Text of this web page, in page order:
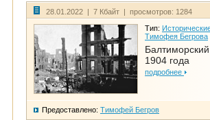
28.01.2022 | 7 Кбайт | просмотров: 1284
Тип:
Тимофея Бегрова
1904 года
подробнее
Предоставлено: Тимофей Бегров